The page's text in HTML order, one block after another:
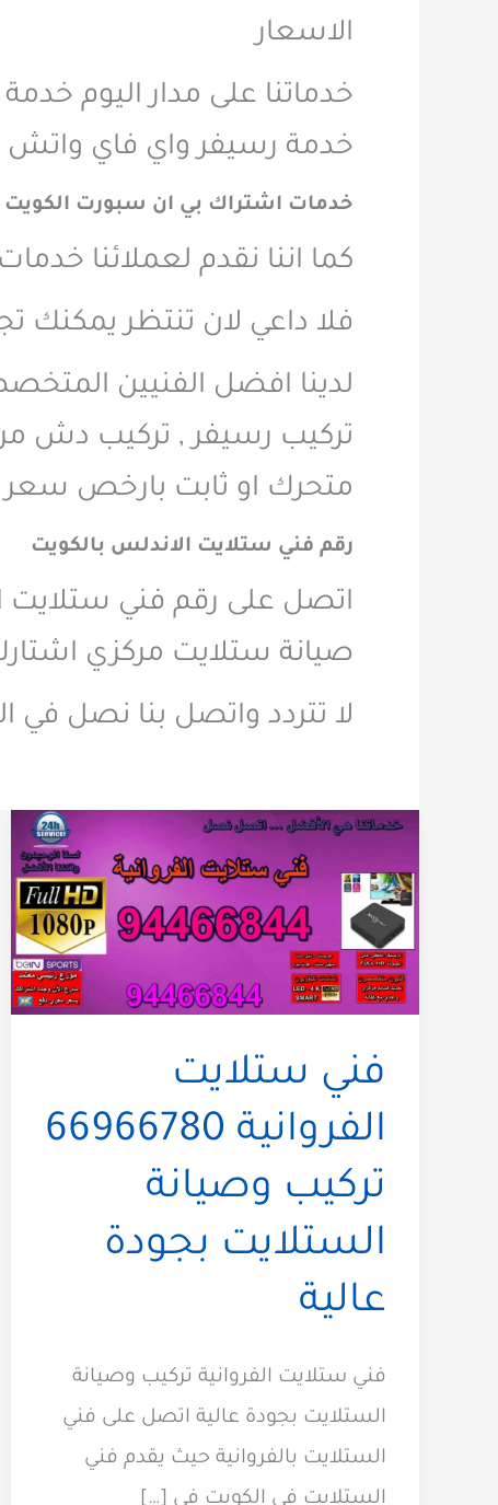
الاسعار
خدمة رسيفر واي فاي واتش
خدمات اشتراك بي ان سبورت الكويت
كما اننا نقدم لعملائنا
فلا داعي لان تنتظر يمكنك
لدينا افضل الفنيين
تركيب رسيفر , تركيب دش
متحرك او ثابت بارخص سعر
رقم فني ستلايت الاندلس بالكويت
صيانة ستلايت مركزي
لا تتردد واتصل بنا نصل في
فني ستلايت
الفروانية 66966780
تركيب وصيانة
الستلايت بجودة
عالية
فني ستلايت الفروانية تركيب وصيانة
الستلايت بجودة عالية اتصل على فني
الستلايت بالفروانية حيث يقدم فني
الستلايت في الكويت في […]